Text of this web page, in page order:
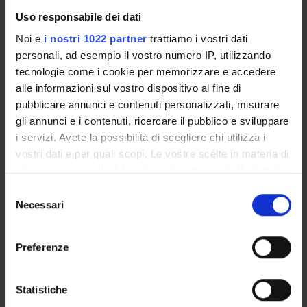
Uso responsabile dei dati
Noi e i nostri 1022 partner trattiamo i vostri dati
personali, ad esempio il vostro numero IP, utilizzando
tecnologie come i cookie per memorizzare e accedere
alle informazioni sul vostro dispositivo al fine di
pubblicare annunci e contenuti personalizzati, misurare
gli annunci e i contenuti, ricercare il pubblico e sviluppare
i servizi. Avete la possibilità di scegliere chi utilizza i
vostri dati e per quali scopi. Le vostre scelte in materia di
privacy sono applicabili solo su questa proprietà digitale
modificare o revocare il proprio consenso in qualsiasi
momento dalla Dichiarazione sui cookie o facendo clic
raccogliere informazioni sulla tua posizione
geografica, con un'approssimazione di qualche
delNecessari
Preferenze
Statistiche
Orario lezioni
Piani didattici
Calendario esami
Bacheca avvisi
Proposte tesi e stage
Organi collegiali e di governo
Docenti
OFFERTA FORMATIVA
CORSI DI STUDIO
Persone